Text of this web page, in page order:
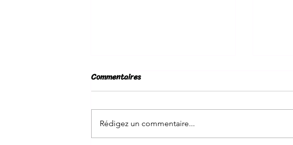
CONGES 2026🏝️
Commentaires
Rédigez un commentaire...